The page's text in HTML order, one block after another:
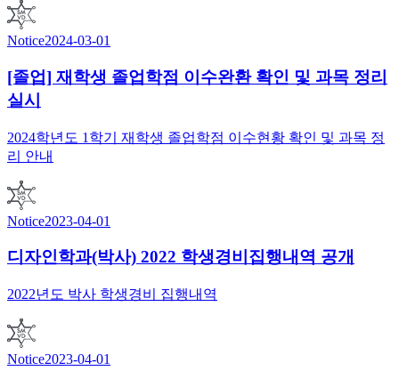
Notice2024-03-01
[졸업] 재학생 졸업학점 이수완환 확인 및 과목 정리
실시
2024학년도 1학기 재학생 졸업학점 이수현황 확인 및 과목 정
리 안내
Notice2023-04-01
디자인학과(박사) 2022 학생경비집행내역 공개
2022년도 박사 학생경비 집행내역
Notice2023-04-01